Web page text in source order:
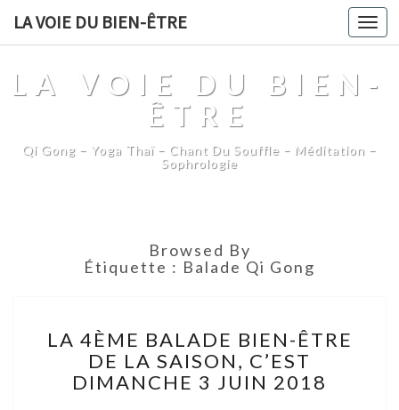
LA VOIE DU BIEN-ÊTRE
LA VOIE DU BIEN-
ÊTRE
Qi Gong – Yoga Thaï – Chant Du Souffle – Méditation –
Sophrologie
Browsed By
Étiquette : Balade Qi Gong
4ÈME
BALADE
BIEN-
LA 4ÈME BALADE BIEN-ÊTRE
DE LA SAISON, C’EST
DIMANCHE 3 JUIN 2018